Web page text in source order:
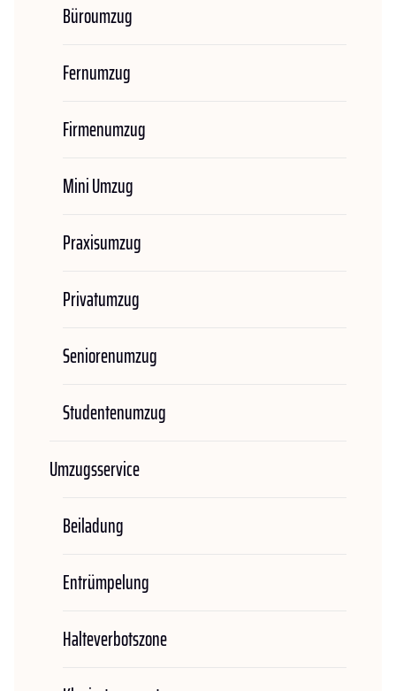
Büroumzug
Fernumzug
Firmenumzug
Mini Umzug
Praxisumzug
Privatumzug
Seniorenumzug
Studentenumzug
Umzugsservice
Beiladung
Entrümpelung
Halteverbotszone